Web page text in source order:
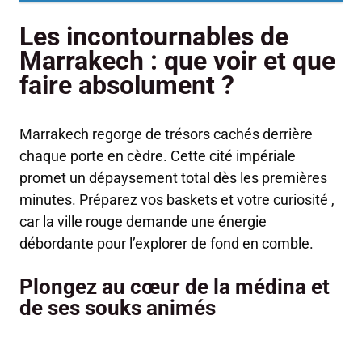
Les incontournables de
Marrakech : que voir et que
faire absolument ?
Marrakech regorge de trésors cachés derrière
chaque porte en cèdre. Cette cité impériale
promet un dépaysement total dès les premières
minutes. Préparez vos baskets et votre curiosité ,
car la ville rouge demande une énergie
débordante pour l’explorer de fond en comble.
Plongez au cœur de la médina et
de ses souks animés